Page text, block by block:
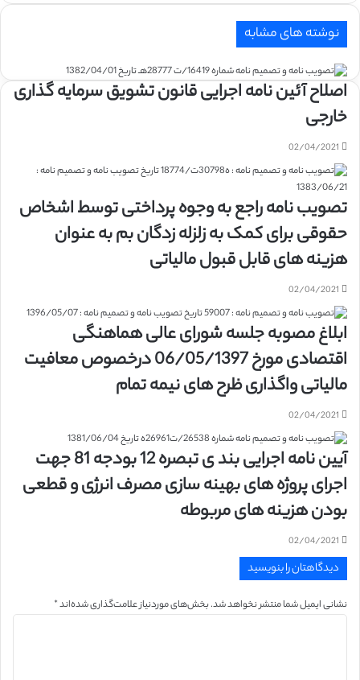
نوشته های مشابه
اصلاح آئین نامه اجرایی قانون تشویق سرمایه گذاری
خارجی
02/04/2021
تصویب نامه راجع به وجوه پرداختی توسط اشخاص
حقوقی برای کمک به زلزله زدگان بم به عنوان
هزینه های قابل قبول مالیاتی
02/04/2021
ابلاغ مصوبه جلسه شورای عالی هماهنگی
اقتصادی مورخ 06/05/1397 درخصوص معافیت
مالیاتی واگذاری ظرح های نیمه تمام
02/04/2021
آیین نامه اجرایی بند ی تبصره 12 بودجه 81 جهت
اجرای پروژه های بهینه سازی مصرف انرژی و قطعی
بودن هزینه های مربوطه
02/04/2021
دیدگاهتان را بنویسید
نشانی ایمیل شما منتشر نخواهد شد.بخش‌های موردنیاز علامت‌گذاری شده‌اند*